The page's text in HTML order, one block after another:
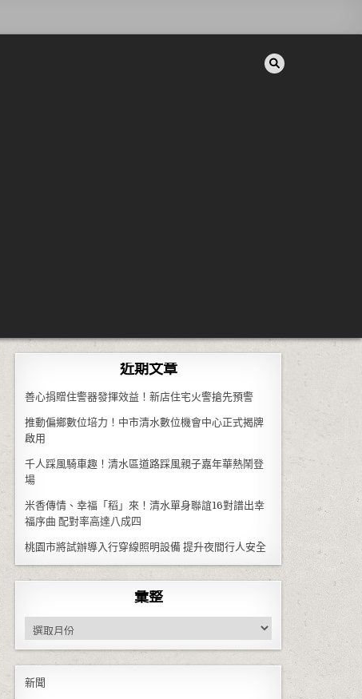
近期文章
善心捐贈住警器發揮效益！新店住宅火警搶先預警
推動偏鄉數位培力！中市清水數位機會中心正式揭牌
啟用
千人踩風騎車趣！清水區道路踩風親子嘉年華熱鬧登
場
米香傳情、幸福「稻」來！清水單身聯誼16對譜出幸
福序曲 配對率高達八成四
桃園市將試辦導入行穿線照明設備 提升夜間行人安全
彙整
彙整
新聞